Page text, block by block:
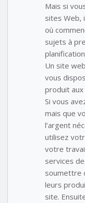
Mais si
sites Web,
où
sujets à
Un site
vous
produit aux
Si vous
mais que
l’argent
utilisez
votre
services
soumettre
leurs
site.